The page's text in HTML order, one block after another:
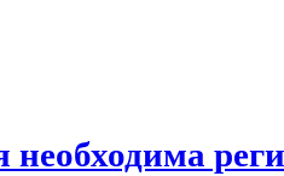
необходима